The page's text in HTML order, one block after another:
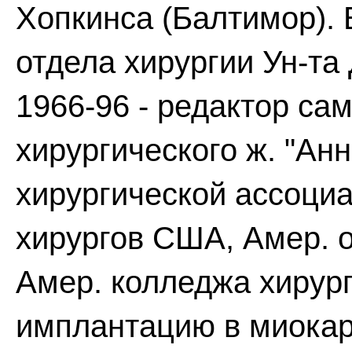
Хопкинса (Балтимор).
отдела хирургии Ун-
1966-96 - редактор
хирургического ж.
хирургической
хирургов США, Амер.
Амер. колледжа
имплантацию в